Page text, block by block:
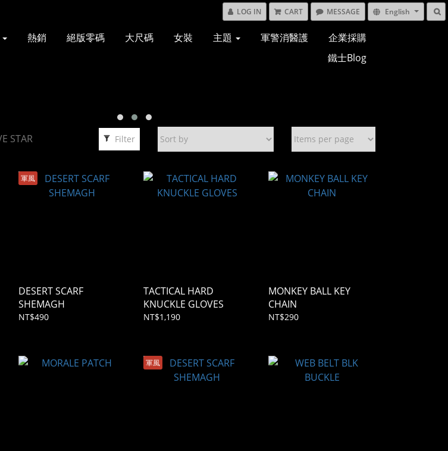
LOG IN CART MESSAGE English
熱銷 絕版零碼 大尺碼 女裝 主題 軍警消醫護
企業採購
鐵士Blog
Filter
STAR
軍風
DESERT SCARF
SHEMAGH
NT$490
TACTICAL HARD
KNUCKLE GLOVES
NT$1,190
MONKEY BALL KEY
CHAIN
NT$290
軍風